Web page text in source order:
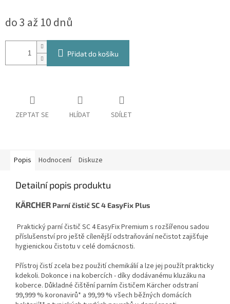
cena:
do 3 až 10 dnů
Přidat do košíku
ZEPTAT SE HLÍDAT SDÍLET
Popis Hodnocení Diskuze
Detailní popis produktu
KÄRCHER Parní čistič SC 4 EasyFix Plus
Praktický parní čistič SC 4EasyFixPremium s rozšířenou sadou
příslušenství pro ještě cílenější odstraňování nečistot zajišťuje
hygienickou čistotu v celé domácnosti.
Přístroj čistí zcela bez použití chemikálií a lze jej použít prakticky
kdekoli. Dokonce i na kobercích - díky dodávanému kluzáku na
koberce. Důkladné čištění parním čističem Kärcher odstraní
99,999 % koronavirů* a 99,99 % všech běžných domácích